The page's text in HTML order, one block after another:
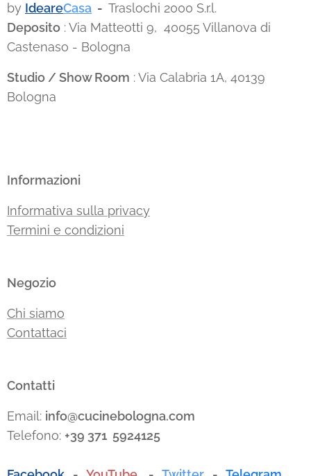
by IdeareCasa - Traslochi 2000 S.r.l.
Deposito : Via Matteotti 9, 40055 Villanova di
Castenaso - Bologna
Studio / Show Room : Via Calabria 1A, 40139
Bologna
Informazioni
Informativa sulla privacy
Termini e condizioni
Negozio
Chi siamo
Contattaci
Contatti
Email: info@cucinebologna.com
Telefono: +39 371 5924125